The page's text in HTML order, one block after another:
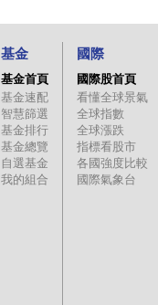
基金
基金首頁
基金速配
智慧篩選
基金排行
基金總覽
自選基金
我的組合
國際
國際股首頁
看懂全球景氣
全球指數
全球漲跌
指標看股市
各國強度比較
國際氣象台